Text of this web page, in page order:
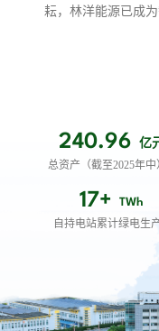
耘，林洋能源已成
240.96 亿
总资产（截至2025年中
17+ TWh
自持电站累计绿电生